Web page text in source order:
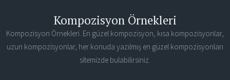
Kompozisyon Örnekleri
Kompozisyon Örnekleri. En güzel kompozisyon, kısa kompozisyonlar,
uzun kompozisyonlar, her konuda yazılmış en güzel kompozisyonları
sitemizde bulabilirsiniz.